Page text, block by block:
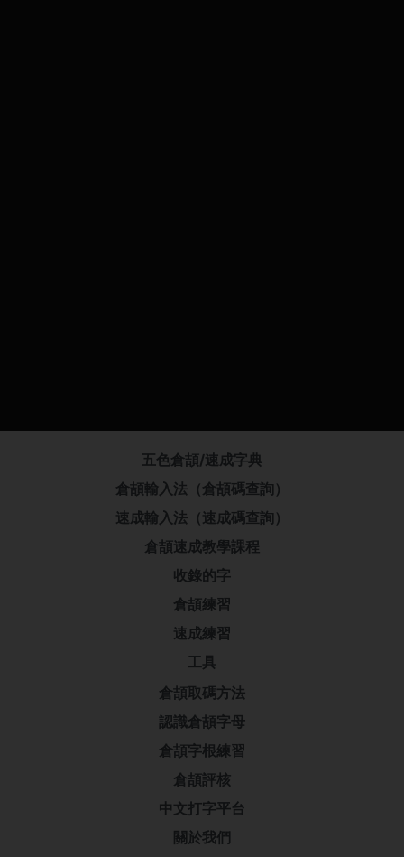
五色倉頡/速成字典
倉頡輸入法（倉頡碼查詢）
速成輸入法（速成碼查詢）
倉頡速成教學課程
收錄的字
倉頡練習
速成練習
工具
倉頡取碼方法
認識倉頡字母
倉頡字根練習
倉頡評核
中文打字平台
關於我們